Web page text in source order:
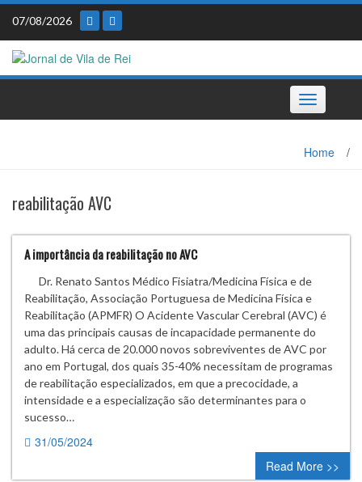
Skip
content
07/08/2026
Toggle
navigation
Home /
reabilitação AVC
A importância da reabilitação no AVC
Dr. Renato Santos Médico Fisiatra/Medicina Física e de
Reabilitação, Associação Portuguesa de Medicina Física e
Reabilitação (APMFR) O Acidente Vascular Cerebral (AVC) é
uma das principais causas de incapacidade permanente do
adulto. Há cerca de 20.000 novos sobreviventes de AVC por
ano em Portugal, dos quais 35-40% necessitam de programas
de reabilitação especializados, em que a precocidade, a
intensidade e a especialização são determinantes para o
sucesso…
31/05/2024
0 comment
Read More >>